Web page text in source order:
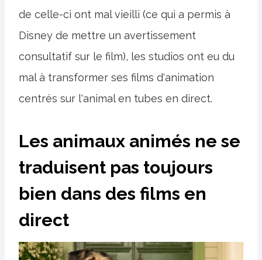
de celle-ci ont mal vieilli (ce qui a permis à
Disney de mettre un avertissement
consultatif sur le film), les studios ont eu du
mal à transformer ses films d'animation
centrés sur l'animal en tubes en direct.
Les animaux animés ne se
traduisent pas toujours
bien dans des films en
direct